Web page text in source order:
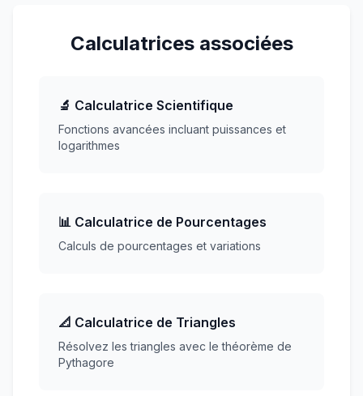
Calculatrices associées
🔬 Calculatrice Scientifique
Fonctions avancées incluant puissances et
logarithmes
📊 Calculatrice de Pourcentages
Calculs de pourcentages et variations
📐 Calculatrice de Triangles
Résolvez les triangles avec le théorème de
Pythagore